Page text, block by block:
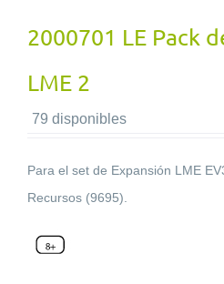
2000701 LE Pack
LME 2
79 disponibles
Para el set de Expansión LME
Recursos (9695).